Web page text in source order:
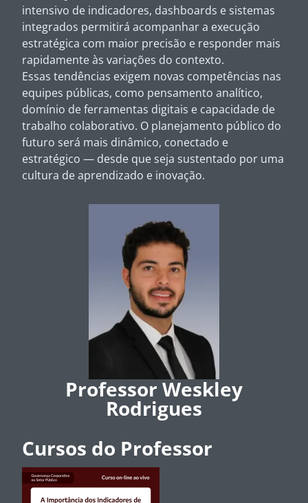
intensivo de indicadores, dashboards e sistemas
integrados permitirá acompanhar a execução
estratégica com maior precisão e responder mais
rapidamente às variações do contexto.
Essas tendências exigem novas competências nas
equipes públicas, como pensamento analítico,
domínio de ferramentas digitais e capacidade de
trabalho colaborativo. O planejamento público do
futuro será mais dinâmico, conectado e
estratégico — desde que seja sustentado por uma
cultura de aprendizado e inovação.
Professor Weskley
Rodrigues
Cursos do Professor